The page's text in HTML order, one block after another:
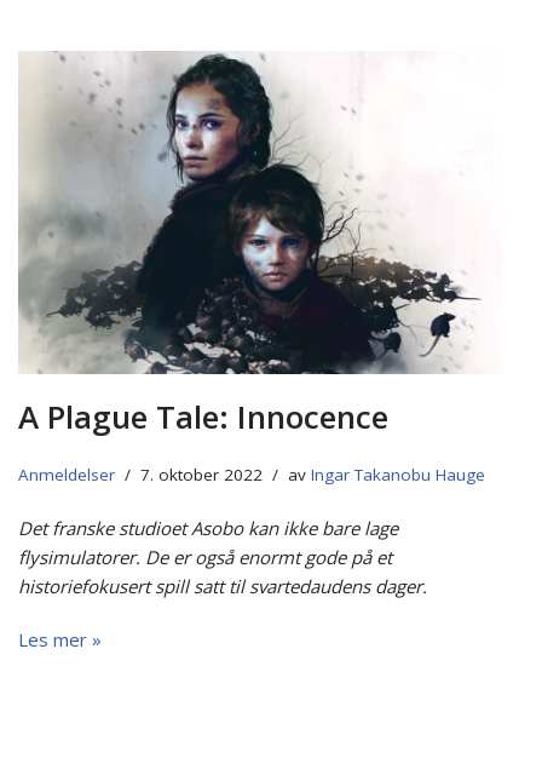
A Plague Tale: Innocence
Anmeldelser 7. oktober 2022 av Ingar Takanobu Hauge
Det franske studioet Asobo kan ikke bare lage
flysimulatorer. De er også enormt gode på et
historiefokusert spill satt til svartedaudens dager.
Les mer »